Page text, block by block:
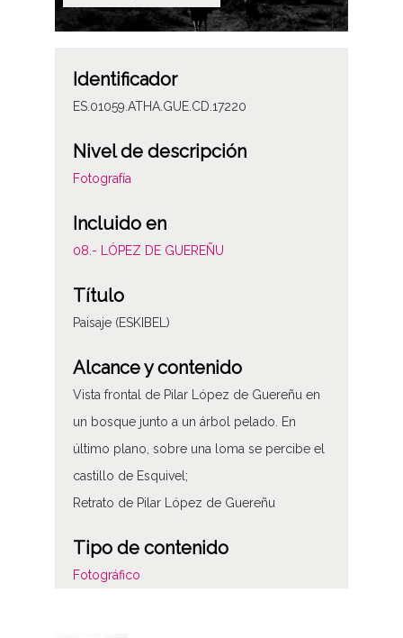
Identificador
ES.01059.ATHA.GUE.CD.17220
Nivel de descripción
Fotografía
Incluido en
08.- LÓPEZ DE GUEREÑU
Título
Paisaje (ESKIBEL)
Alcance y contenido
Vista frontal de Pilar López de Guereñu en
un bosque junto a un árbol pelado. En
último plano, sobre una loma se percibe el
castillo de Esquivel;
Retrato de Pilar López de Guereñu
Tipo de contenido
Fotográfico